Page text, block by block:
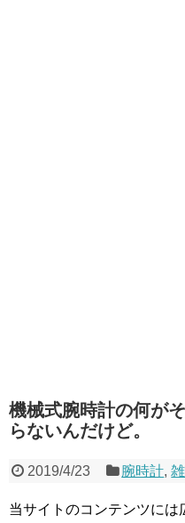
機械式腕時計の何が
らないんだけど。
2019/4/23 腕時計,
当サイトのコンテンツには